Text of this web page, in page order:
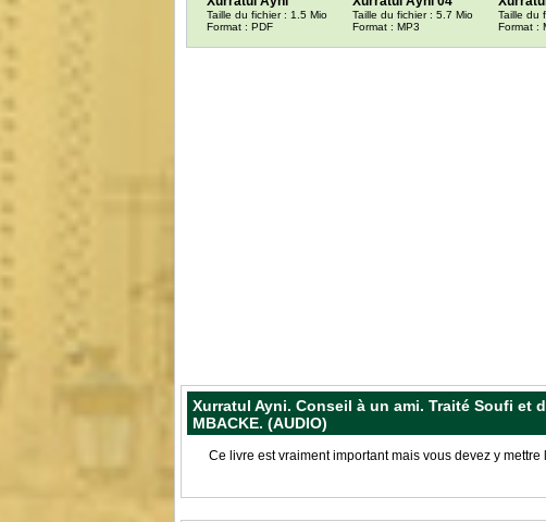
Taille du fichier : 1.5 Mio
Format : PDF
Taille du fichier : 5.7 Mio
Format : MP3
Taille du
Format :
Xurratul Ayni. Conseil à un ami. Traité Soufi et
MBACKE. (AUDIO)
Ce livre est vraiment important mais vous devez y mettre